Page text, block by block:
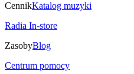
CennikKatalog muzyki
Radia In-store
ZasobyBlog
Centrum pomocy